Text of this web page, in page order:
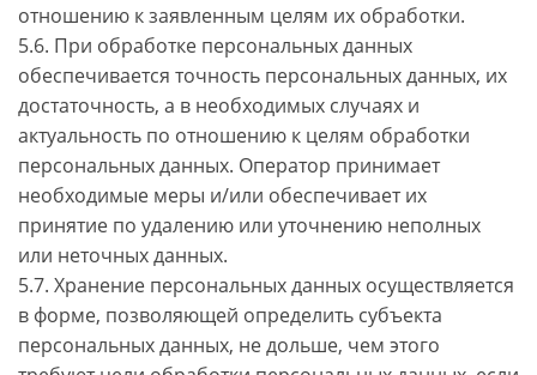
отношению к заявленным целям их обработки.
5.6. При обработке персональных данных
обеспечивается точность персональных данных, их
достаточность, а в необходимых случаях и
актуальность по отношению к целям обработки
персональных данных. Оператор принимает
необходимые меры и/или обеспечивает их
принятие по удалению или уточнению неполных
или неточных данных.
5.7. Хранение персональных данных осуществляется
в форме, позволяющей определить субъекта
персональных данных, не дольше, чем этого